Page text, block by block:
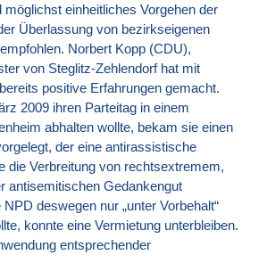
einheitliches Vorgehen der
Überlassung von bezirkseigenen
Norbert Kopp (CDU),
von Steglitz-Zehlendorf hat mit
positive Erfahrungen gemacht.
2009 ihren Parteitag in einem
abhalten wollte, bekam sie einen
der eine antirassistische
die Verbreitung von rechtsextremem,
antisemitischen Gedankengut
NPD deswegen nur „unter Vorbehalt“
konnte eine Vermietung unterbleiben.
entsprechender